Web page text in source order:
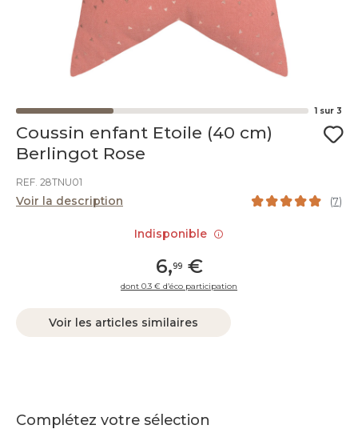
1 sur 3
Coussin enfant Etoile (40 cm)
Berlingot Rose
REF. 28TNU01
Voir la description (7)
6,99€
dont 0.3 € d’éco participation
Voir les articles similaires
Complétez votre sélection